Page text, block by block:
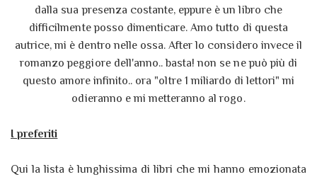
dalla sua presenza costante, eppure è un libro che
difficilmente posso dimenticare. Amo tutto di questa
autrice, mi è dentro nelle ossa. After lo considero invece il
romanzo peggiore dell'anno.. basta! non se ne può più di
questo amore infinito.. ora "oltre 1 miliardo di lettori" mi
odieranno e mi metteranno al rogo.
I preferiti
Qui la lista è lunghissima di libri che mi hanno emozionata